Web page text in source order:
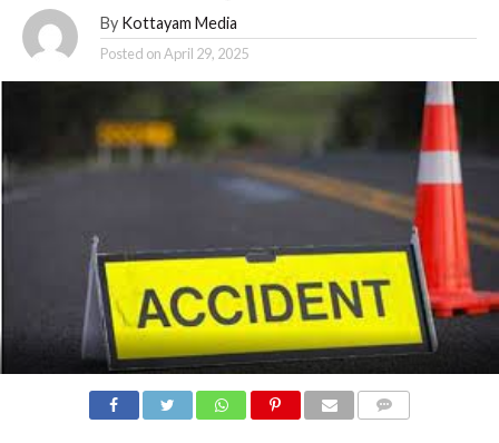
By Kottayam Media
Posted onApril 29, 2025